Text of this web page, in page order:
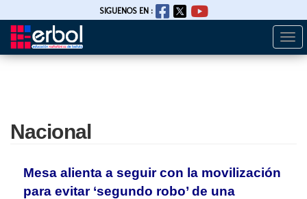
Pasar
SIGUENOS EN :
Nacional
Mesa alienta a seguir con la movilización
para evitar ‘segundo robo’ de una